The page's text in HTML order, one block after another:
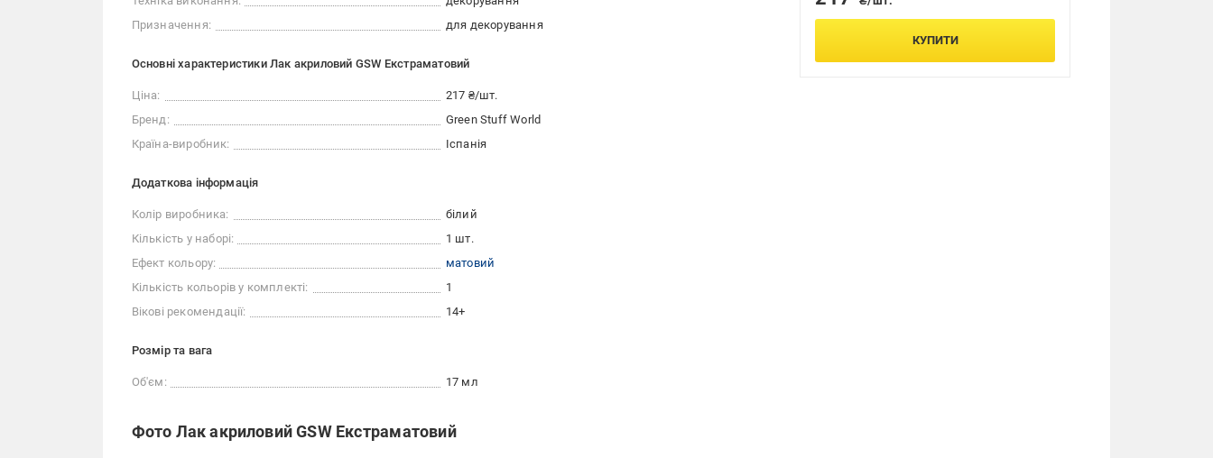
Призначення:
для декорування
Основні характеристики Лак акриловий GSW Екстраматовий
Ціна:
217 ₴/шт.
Бренд:
Green Stuff World
Країна-виробник:
Іспанія
Додаткова інформація
Колір виробника:
білий
Кількість у наборі:
1 шт.
Ефект кольору:
матовий
Кількість кольорів у комплекті:
1
Вікові рекомендації:
14+
Розмір та вага
Об'єм: 17 мл
Фото Лак акриловий GSW Екстраматовий
КУПИТИ